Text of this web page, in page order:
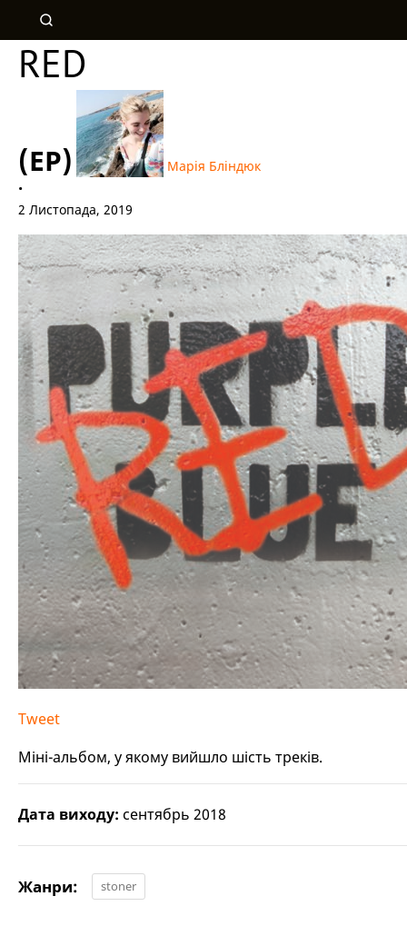
RED
(EP)
Марія Бліндюк
•
2 Листопада, 2019
Tweet
Міні-альбом, у якому вийшло шість треків.
Дата виходу: сентябрь 2018
Жанри: stoner